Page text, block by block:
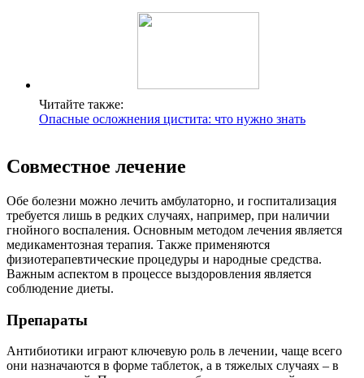
Читайте также:
Опасные осложнения цистита: что нужно знать
Совместное лечение
Обе болезни можно лечить амбулаторно, и госпитализация
требуется лишь в редких случаях, например, при наличии
гнойного воспаления. Основным методом лечения является
медикаментозная терапия. Также применяются
физиотерапевтические процедуры и народные средства.
Важным аспектом в процессе выздоровления является
соблюдение диеты.
Препараты
Антибиотики играют ключевую роль в лечении, чаще всего
они назначаются в форме таблеток, а в тяжелых случаях – в